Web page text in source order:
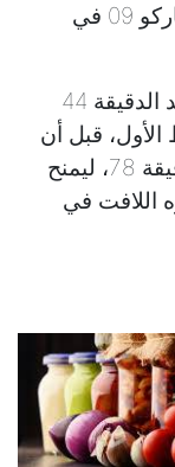
براغا، بعدما قاد فريقه للفوز على إد ماركو 09 في
وسجل مرهج هدفي المباراة، الأول عند الدقيقة 44
الأول، قبل أن
يعود ويؤكد الانتصار بهدف ثانٍ في الدقيقة 78، ليمنح
اللافت في